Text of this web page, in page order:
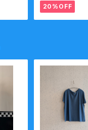
20%OFF